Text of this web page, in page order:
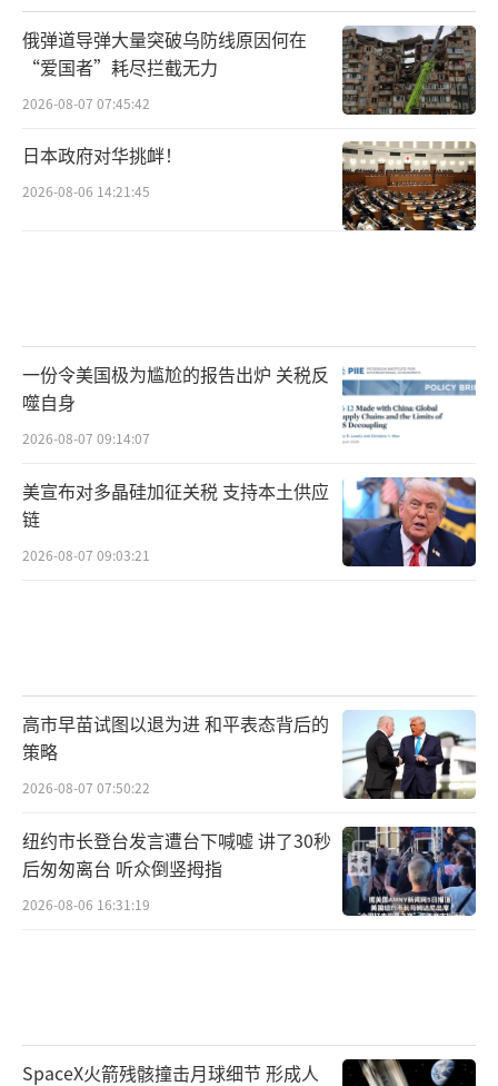
俄弹道导弹大量突破乌防线原因何在
“爱国者”耗尽拦截无力
2026-08-07 07:45:42
日本政府对华挑衅！
2026-08-06 14:21:45
一份令美国极为尴尬的报告出炉 关税反
噬自身
2026-08-07 09:14:07
美宣布对多晶硅加征关税 支持本土供应
链
2026-08-07 09:03:21
高市早苗试图以退为进 和平表态背后的
策略
2026-08-07 07:50:22
纽约市长登台发言遭台下喊嘘 讲了30秒
后匆匆离台 听众倒竖拇指
2026-08-06 16:31:19
SpaceX火箭残骸撞击月球细节 形成人